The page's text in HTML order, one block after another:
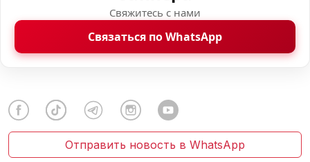
Свяжитесь с нами
Связаться по WhatsApp
Отправить новость в WhatsApp